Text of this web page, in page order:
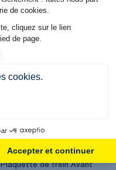
39,96 €
Produit en stock. Livraison 48H
Plaquette de frein Avant